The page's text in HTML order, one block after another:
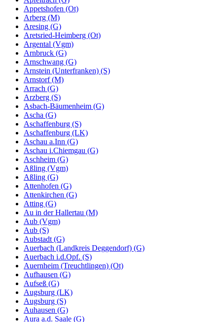
Appetshofen (Ot)
Arberg (M)
Aresing (G)
Aretsried-Heimberg (Ot)
Argental (Vgm)
Arnbruck (G)
Arnschwang (G)
Arnstein (Unterfranken) (S)
Arnstorf (M)
Arrach (G)
Arzberg (S)
Asbach-Bäumenheim (G)
Ascha (G)
Aschaffenburg (S)
Aschaffenburg (LK)
Aschau a.Inn (G)
Aschau i.Chiemgau (G)
Aschheim (G)
Aßling (Vgm)
Aßling (G)
Attenhofen (G)
Attenkirchen (G)
Atting (G)
Au in der Hallertau (M)
Aub (Vgm)
Aub (S)
Aubstadt (G)
Auerbach (Landkreis Deggendorf) (G)
Auerbach i.d.Opf. (S)
Auernheim (Treuchtlingen) (Ot)
Aufhausen (G)
Aufseß (G)
Augsburg (LK)
Augsburg (S)
Auhausen (G)
Aura a.d. Saale (G)